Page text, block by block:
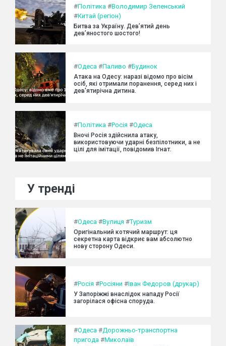
#Політика #Володимир Зеленський
#Китай (регіон)
Битва за Україну. Дев’ятий день
дев’яностого шостого!
#Одеса #Паливо #Будинок
Атака на Одесу: наразі відомо про вісім
осіб, які отримали поранення, серед них і
дев'ятирічна дитина.
#Політика #Росія #Одеса
Вночі Росія здійснила атаку,
використовуючи ударні безпілотники, а не
цілі для імітації, повідомив Ігнат.
У тренді
#Одеса #Вулиця #Туризм
Оригінальний котячий маршрут: ця
секретна карта відкриє вам абсолютно
нову сторону Одеси.
#Росія #Росіяни #Іван Федоров (друкар)
У Запоріжжі внаслідок нападу Росії
загорілася офісна споруда.
#Одеса #Дорожньо-транспортна
пригода #Миколаїв